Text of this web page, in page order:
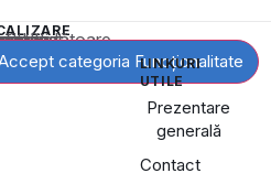
categoria Funcționalitate
LINKURI
UTILE
Prezentare
generală
Contact